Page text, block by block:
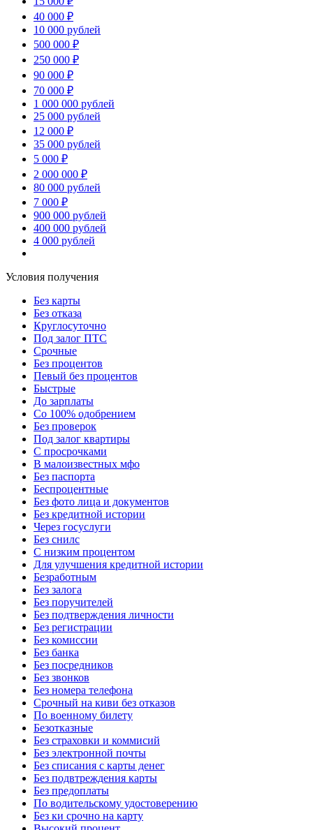
40 000 ₽
10 000 рублей
500 000 ₽
250 000 ₽
90 000 ₽
70 000 ₽
1 000 000 рублей
25 000 рублей
12 000 ₽
35 000 рублей
5 000 ₽
2 000 000 ₽
80 000 рублей
7 000 ₽
900 000 рублей
400 000 рублей
4 000 рублей
Условия получения
Без карты
Без отказа
Круглосуточно
Под залог ПТС
Срочные
Без процентов
Певый без процентов
Быстрые
До зарплаты
Со 100% одобрением
Без проверок
Под залог квартиры
С просрочками
В малоизвестных мфо
Без паспорта
Беспроцентные
Без фото лица и документов
Без кредитной истории
Через госуслуги
Без снилс
С низким процентом
Для улучшения кредитной истории
Безработным
Без залога
Без поручителей
Без подтверждения личности
Без регистрации
Без комиссии
Без банка
Без посредников
Без звонков
Без номера телефона
Срочный на киви без отказов
По военному билету
Безотказные
Без страховки и коммисий
Без электронной почты
Без списания с карты денег
Без подвтреждения карты
Без предоплаты
По водительскому удостоверению
Без ки срочно на карту